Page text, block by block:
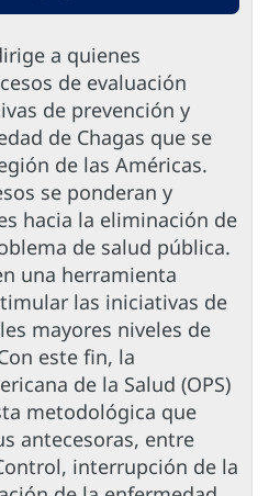
a quienes
de evaluación
de prevención y
de Chagas que se
de las Américas.
se ponderan y
hacia la eliminación de
de salud pública.
una herramienta
las iniciativas de
mayores niveles de
este fin, la
de la Salud (OPS)
metodológica que
antecesoras, entre
interrupción de la